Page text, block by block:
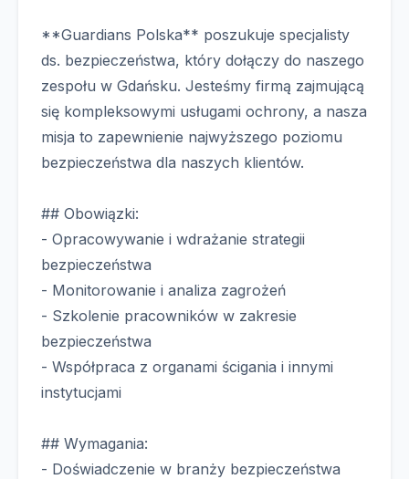
**Guardians Polska** poszukuje specjalisty
ds. bezpieczeństwa, który dołączy do naszego
zespołu w Gdańsku. Jesteśmy firmą zajmującą
się kompleksowymi usługami ochrony, a nasza
misja to zapewnienie najwyższego poziomu
bezpieczeństwa dla naszych klientów.
## Obowiązki:
- Opracowywanie i wdrażanie strategii
bezpieczeństwa
- Monitorowanie i analiza zagrożeń
- Szkolenie pracowników w zakresie
bezpieczeństwa
- Współpraca z organami ścigania i innymi
instytucjami
## Wymagania:
- Doświadczenie w branży bezpieczeństwa